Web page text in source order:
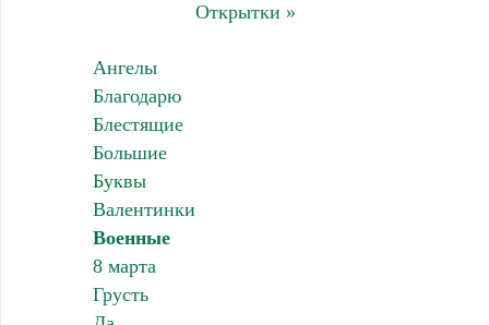
Открытки »
Ангелы
Благодарю
Блестящие
Большие
Буквы
Валентинки
Военные
8 марта
Грусть